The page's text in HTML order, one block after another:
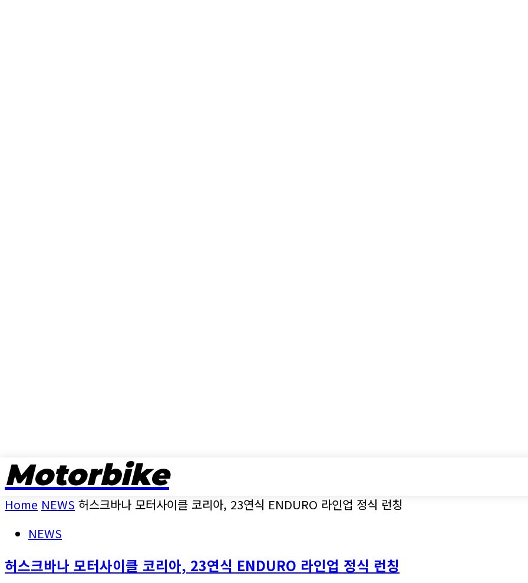
Motorbike
Home NEWS 허스크바나 모터사이클 코리아, 23연식 ENDURO 라인업 정식 런칭
NEWS
허스크바나 모터사이클 코리아, 23연식 ENDURO 라인업 정식 런칭